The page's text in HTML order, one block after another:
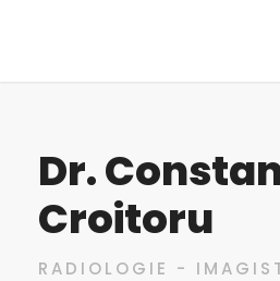
Dr.
Croitoru
RADIOLOGIE -